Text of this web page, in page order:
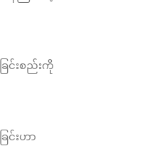
းစည်းကို
င်းဟာ